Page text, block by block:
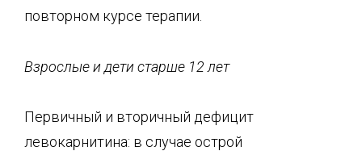
повторном курсе терапии.
Взрослые и дети старше 12 лет
Первичный и вторичный дефицит
левокарнитина: в случае острой